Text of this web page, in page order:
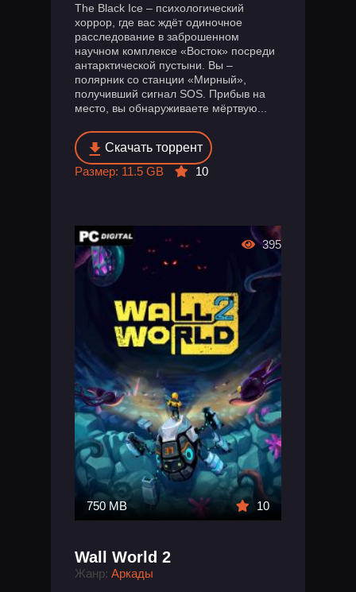
The Black Ice – психологический
хоррор, где вас ждёт одиночное
расследование в заброшенном
научном комплексе «Восток» посреди
антарктической пустыни. Вы –
полярник со станции «Мирный»,
получивший сигнал SOS. Прибыв на
место, вы обнаруживаете мёртвую...
Скачать торрент
Размер: 11.5 GB
10
750 MB 10
Wall World 2
Жанр: Аркады
395